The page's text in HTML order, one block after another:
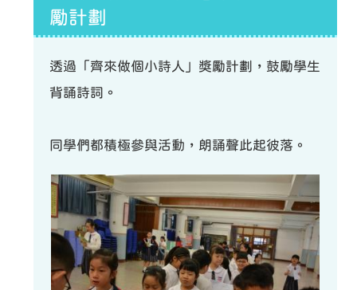
勵計劃
透過「齊來做個小詩人」獎勵計劃，鼓勵學生
背誦詩詞。
同學們都積極參與活動，朗誦聲此起彼落。